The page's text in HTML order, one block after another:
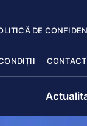
DE
CONTACT